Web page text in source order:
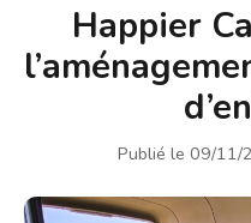
Happier
Publié le 09/11/